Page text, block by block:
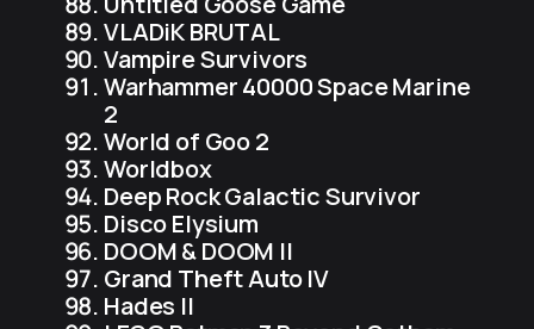
VLADiK BRUTAL
Vampire Survivors
Warhammer 40000 Space Marine
2
World of Goo 2
Worldbox
Deep Rock Galactic Survivor
Disco Elysium
DOOM & DOOM II
Grand Theft Auto IV
Hades II